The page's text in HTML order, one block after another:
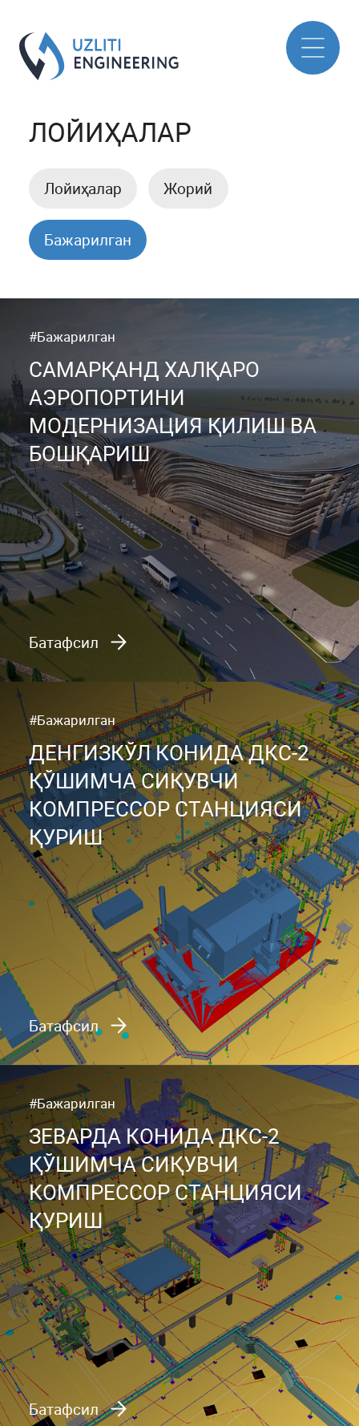
ЛОЙИҲАЛАР
Лойиҳалар Жорий
Бажарилган
#Бажарилган
САМАРҚАНД ХАЛҚАРО
АЭРОПОРТИНИ
МОДЕРНИЗАЦИЯ ҚИЛИШ ВА
БОШҚАРИШ
Батафсил
#Бажарилган
ДЕНГИЗКЎЛ КОНИДА ДКС-2
ҚЎШИМЧА СИҚУВЧИ
КОМПРЕССОР СТАНЦИЯСИ
ҚУРИШ
Батафсил
#Бажарилган
ЗЕВАРДА КОНИДА ДКС-2
ҚЎШИМЧА СИҚУВЧИ
КОМПРЕССОР СТАНЦИЯСИ
ҚУРИШ
Батафсил